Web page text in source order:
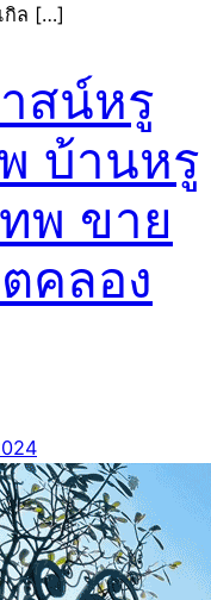
กิล […]
สน์หรู
บ้านหรู
พ ขาย
คลอง